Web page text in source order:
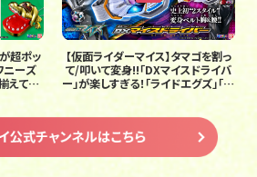
超ポッ
ニーズ
えて遊
ンダイ
【仮面ライダーマイス】タマゴを割っ
て/叩いて変身!!「DXマイスドライバ
ー」が楽しすぎる！「ライドエグズ」「ハ
ンマーボーンバックル」「スラッシュ
ボーンバックル」も最速紹介【バンマ